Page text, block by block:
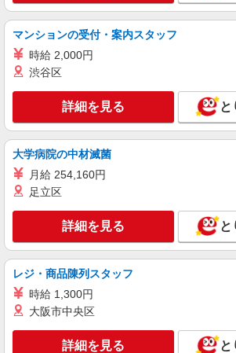
（22:00〜5:00）の勤務は
交通費支給規定あり ※給与
＜月収例＞ ＊月22日勤務
1,400円×8時間×11日＝
円×2時間14分＋時給1,750
145,415円＋残業代
⇒338,615円＋交通費
雇入れ直後：岐阜県大
の定める就業場所
キープ
株式会社テクノ・サービス/お仕事No/0910998
機械オペレーター
時給1600円 月収例：
給
岐阜県大垣市 ＊車・バ
キープ
株式会社テクノ・サービス/お仕事No/0917767
時給1600円 月収例：
日出勤手当て等が含まれています）
給 岐阜県大垣市 ＊車・バ
マンションの受付・案内スタッフ
時給 2,000円
渋谷区
詳細を見る と
大学病院の中材滅菌
月給 254,160円
足立区
詳細を見る と
レジ・商品陳列スタッフ
時給 1,300円
大阪市中央区
詳細を見る と